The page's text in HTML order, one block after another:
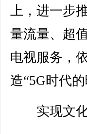
上，进一步
量流量、超
电视服务，
造“5G时代的
实现文化